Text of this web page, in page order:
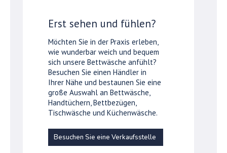
Erst sehen und fühlen?
Möchten Sie in der Praxis erleben,
wie wunderbar weich und bequem
sich unsere Bettwäsche anfühlt?
Besuchen Sie einen Händler in
Ihrer Nähe und bestaunen Sie eine
große Auswahl an Bettwäsche,
Handtüchern, Bettbezügen,
Tischwäsche und Küchenwäsche.
Besuchen Sie eine Verkaufsstelle